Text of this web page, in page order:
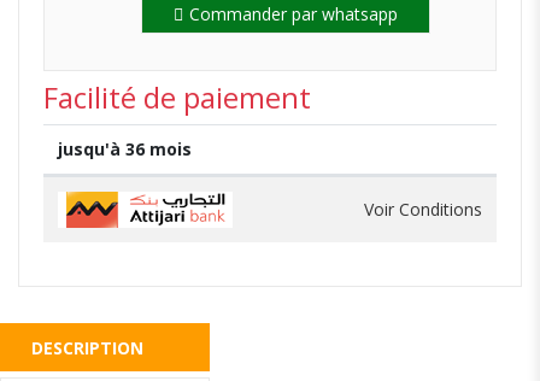
Commander par whatsapp
Facilité de paiement
jusqu'à 36 mois
Voir Conditions
DESCRIPTION